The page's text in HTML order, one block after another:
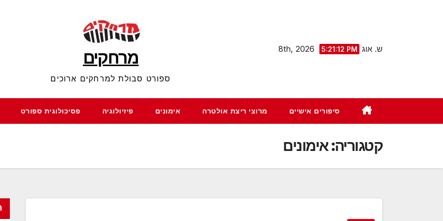
ש. אוג 8th, 2026 5:21:13 PM מרחקים
ספורט סבולת למרחקים ארוכים
סיפורים אישיים מרוצי ריצת אולטרה אימונים פיזיולוגיה פסיכולוגית ספורט
קטגוריה:אימונים